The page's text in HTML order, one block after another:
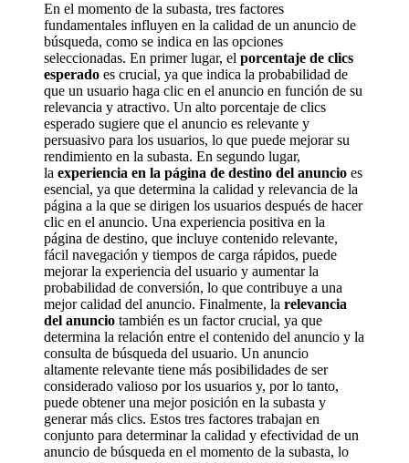
En el momento de la subasta, tres factores
fundamentales influyen en la calidad de un anuncio de
búsqueda, como se indica en las opciones
seleccionadas. En primer lugar, el porcentaje de clics
esperado es crucial, ya que indica la probabilidad de
que un usuario haga clic en el anuncio en función de su
relevancia y atractivo. Un alto porcentaje de clics
esperado sugiere que el anuncio es relevante y
persuasivo para los usuarios, lo que puede mejorar su
rendimiento en la subasta. En segundo lugar,
la experiencia en la página de destino del anuncio es
esencial, ya que determina la calidad y relevancia de la
página a la que se dirigen los usuarios después de hacer
clic en el anuncio. Una experiencia positiva en la
página de destino, que incluye contenido relevante,
fácil navegación y tiempos de carga rápidos, puede
mejorar la experiencia del usuario y aumentar la
probabilidad de conversión, lo que contribuye a una
mejor calidad del anuncio. Finalmente, la relevancia
del anuncio también es un factor crucial, ya que
determina la relación entre el contenido del anuncio y la
consulta de búsqueda del usuario. Un anuncio
altamente relevante tiene más posibilidades de ser
considerado valioso por los usuarios y, por lo tanto,
puede obtener una mejor posición en la subasta y
generar más clics. Estos tres factores trabajan en
conjunto para determinar la calidad y efectividad de un
anuncio de búsqueda en el momento de la subasta, lo